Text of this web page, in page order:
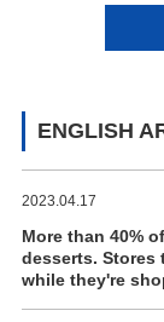
ENGLISH
2023.04.17
More than 40%
desserts. Stores
while they're